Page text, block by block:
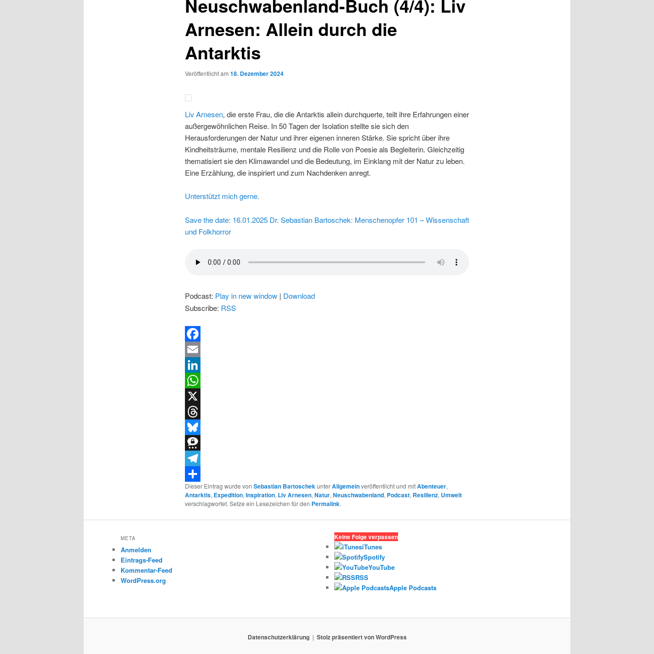
Neuschwabenland-Buch (4/4): Liv
Arnesen: Allein durch die
Antarktis
Veröffentlicht am 18. Dezember 2024
Liv Arnesen, die erste Frau, die die Antarktis allein durchquerte, teilt ihre Erfahrungen einer
außergewöhnlichen Reise. In 50 Tagen der Isolation stellte sie sich den
Herausforderungen der Natur und ihrer eigenen inneren Stärke. Sie spricht über ihre
Kindheitsträume, mentale Resilienz und die Rolle von Poesie als Begleiterin. Gleichzeitig
thematisiert sie den Klimawandel und die Bedeutung, im Einklang mit der Natur zu leben.
Eine Erzählung, die inspiriert und zum Nachdenken anregt.
Unterstützt mich gerne.
Save the date: 16.01.2025 Dr. Sebastian Bartoschek: Menschenopfer 101 – Wissenschaft
und Folkhorror
Podcast: Play in new window| Download
Subscribe: RSS
Facebook
Email
LinkedIn
WhatsApp
X
Threads
Bluesky
Threema
Telegram
Teilen
Dieser Eintrag wurde von Sebastian Bartoschek unterAllgemeinveröffentlicht und mitAbenteuer,
Antarktis, Expedition, Inspiration, Liv Arnesen, Natur, Neuschwabenland, Podcast, Resilienz, Umwelt
verschlagwortet. Setze ein Lesezeichen für den Permalink.
META
Anmelden
Eintrags-Feed
Kommentar-Feed
WordPress.org
Keine Folge verpassen
iTunes
Spotify
YouTube
RSS
Apple Podcasts
Datenschutzerklärung Stolz präsentiert von WordPress